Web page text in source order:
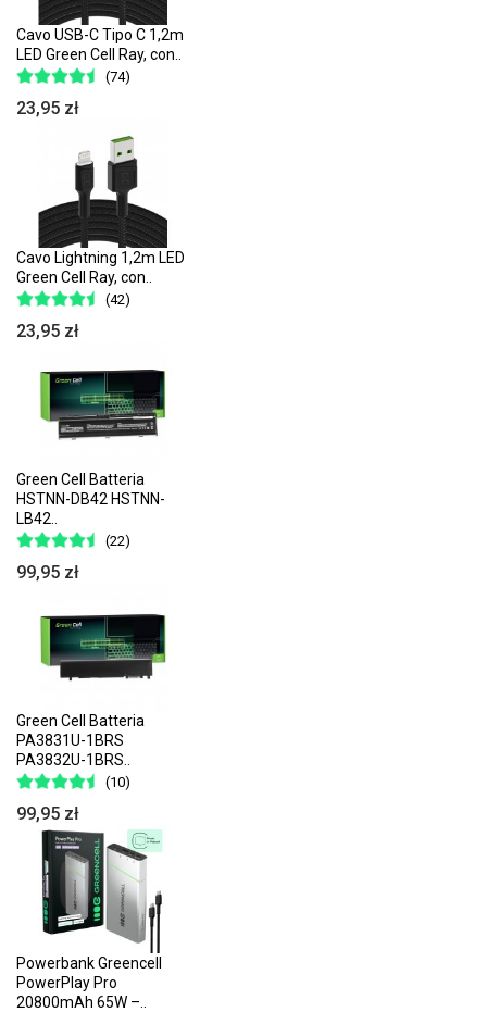
Cavo USB-C Tipo C 1,2m
LED Green Cell Ray, con..
(74)
23,95 zł
Cavo Lightning 1,2m LED
Green Cell Ray, con..
(42)
23,95 zł
Green Cell Batteria
HSTNN-DB42 HSTNN-
LB42..
(22)
99,95 zł
Green Cell Batteria
PA3831U-1BRS
PA3832U-1BRS..
(10)
99,95 zł
Powerbank Greencell
PowerPlay Pro
20800mAh 65W –..